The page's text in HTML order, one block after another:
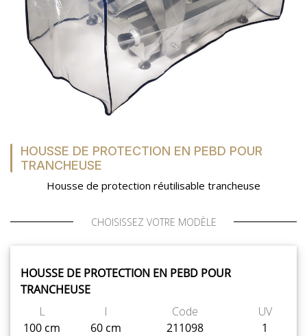
HOUSSE DE PROTECTION EN PEBD POUR
TRANCHEUSE
Housse de protection réutilisable trancheuse
CHOISISSEZ VOTRE MODÈLE
HOUSSE DE PROTECTION EN PEBD POUR
TRANCHEUSE
L
100 cm
l
60 cm
Code
211098
UV
1